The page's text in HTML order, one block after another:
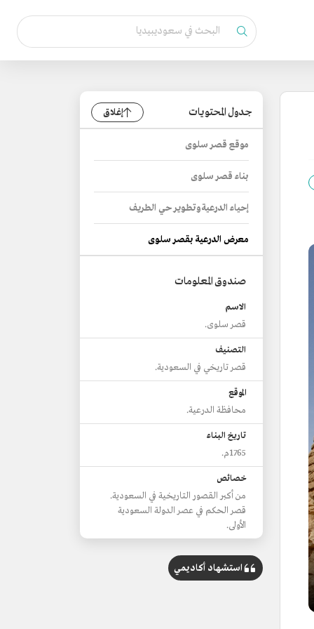
جدول المحتويات إغلاق
موقع قصر سلوى
بناء قصر سلوى
إحياء الدرعية وتطوير حي الطريف
معرض الدرعية بقصر سلوى
صندوق المعلومات
الاسم
قصر سلوى.
التصنيف
قصر تاريخي في السعودية.
الموقع
محافظة الدرعية.
تاريخ البناء
1765م.
خصائص
من أكبر القصور التاريخية في السعودية.
قصر الحكم في عصر الدولة السعودية
الأولى.
استشهاد أكاديمي